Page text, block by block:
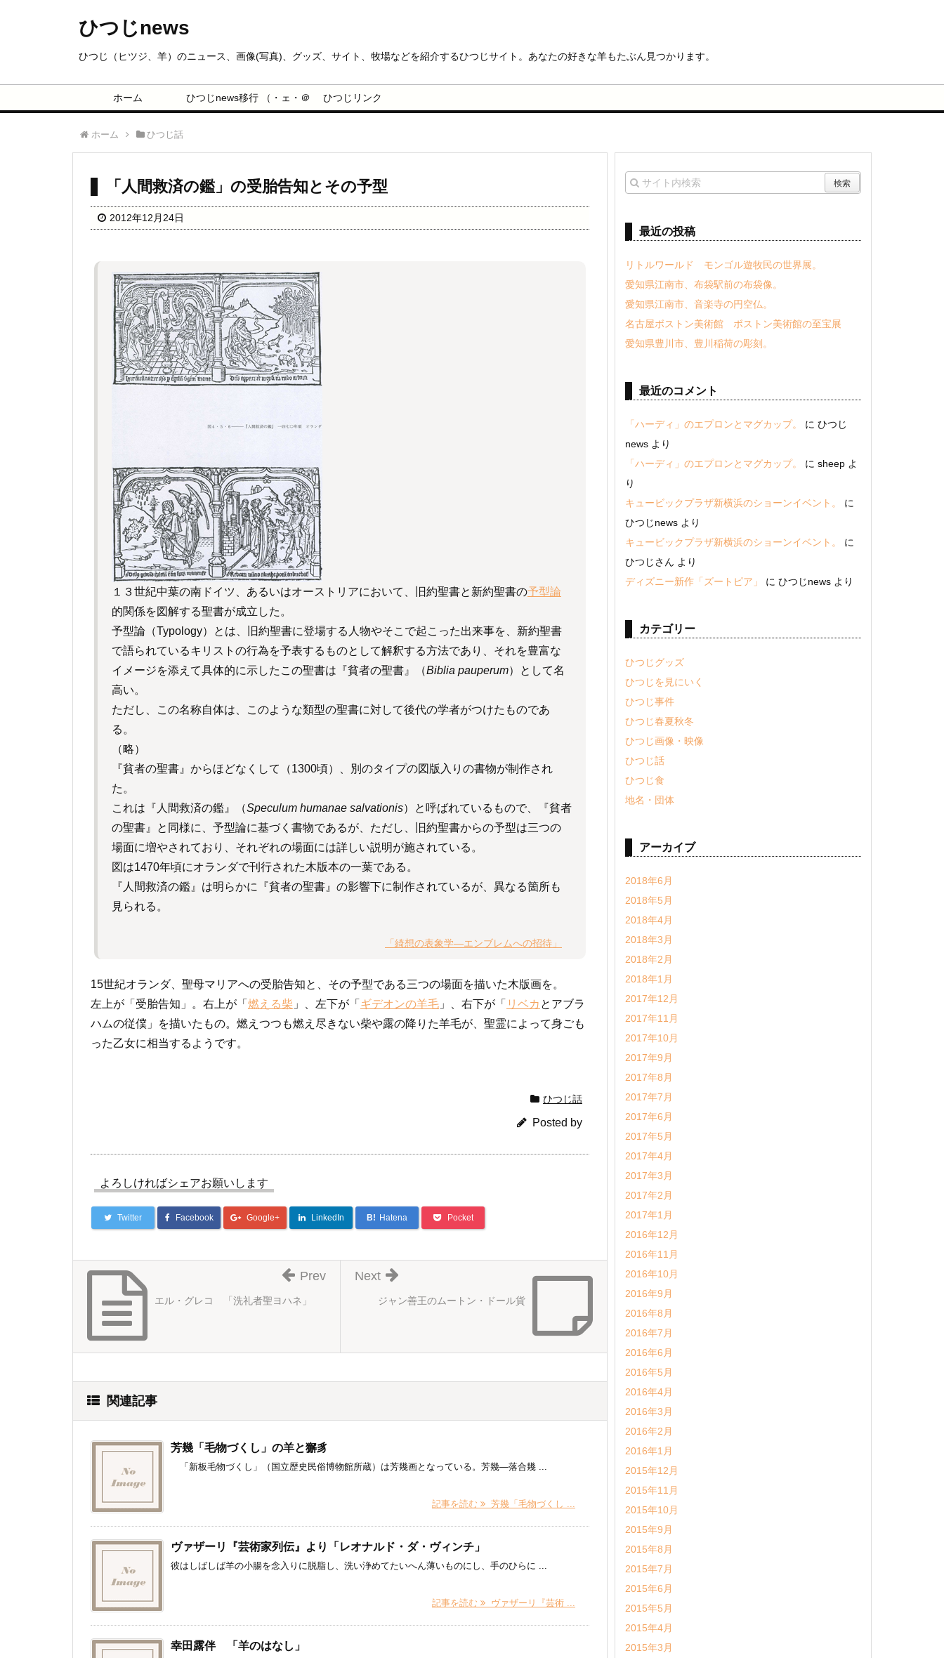
ひつじnews
ひつじ（ヒツジ、羊）のニュース、画像(写真)、グッズ、サイト、牧場などを紹介するひつじサイト。あなたの好きな羊もたぶん見つかります。
ホーム ひつじnews移行 （・ェ・＠ ひつじリンク
ホーム ひつじ話
「人間救済の鑑」の受胎告知とその予型
2012年12月24日
１３世紀中葉の南ドイツ、あるいはオーストリアにおいて、旧約聖書と新約聖書の予型論
的関係を図解する聖書が成立した。
予型論（Typology）とは、旧約聖書に登場する人物やそこで起こった出来事を、新約聖書
で語られているキリストの行為を予表するものとして解釈する方法であり、それを豊富な
イメージを添えて具体的に示したこの聖書は『貧者の聖書』（Biblia pauperum）として名
高い。
ただし、この名称自体は、このような類型の聖書に対して後代の学者がつけたものであ
る。
（略）
『貧者の聖書』からほどなくして（1300頃）、別のタイプの図版入りの書物が制作され
た。
これは『人間救済の鑑』（Speculum humanae salvationis）と呼ばれているもので、『貧者
の聖書』と同様に、予型論に基づく書物であるが、ただし、旧約聖書からの予型は三つの
場面に増やされており、それぞれの場面には詳しい説明が施されている。
図は1470年頃にオランダで刊行された木版本の一葉である。
『人間救済の鑑』は明らかに『貧者の聖書』の影響下に制作されているが、異なる箇所も
見られる。
「綺想の表象学―エンブレムへの招待」
15世紀オランダ、聖母マリアへの受胎告知と、その予型である三つの場面を描いた木版画を。
左上が「受胎告知」。右上が「 燃える柴 」、左下が「 ギデオンの羊毛 」、右下が「 リベカ とアブラ
ハムの従僕」を描いたもの。燃えつつも燃え尽きない柴や露の降りた羊毛が、聖霊によって身ごも
った乙女に相当するようです。
ひつじ話
Posted by
よろしければシェアお願いします
Twitter Facebook Google+ LinkedIn B! Hatena Pocket
ジャン善王のムートン・ドール貨
Next
エル・グレコ 「洗礼者聖ヨハネ」
Prev
関連記事
芳幾「毛物づくし」の羊と獬豸
「新板毛物づくし」（国立歴史民俗博物館所蔵）は芳幾画となっている。芳幾―落合幾 ...
記事を読む 芳幾「毛物づくし ...
ヴァザーリ『芸術家列伝』より「レオナルド・ダ・ヴィンチ」
彼はしばしば羊の小腸を念入りに脱脂し、洗い浄めてたいへん薄いものにし、手のひらに ...
記事を読む ヴァザーリ『芸術 ...
幸田露伴 「羊のはなし」
最近の投稿
リトルワールド モンゴル遊牧民の世界展。
愛知県江南市、布袋駅前の布袋像。
愛知県江南市、音楽寺の円空仏。
名古屋ボストン美術館 ボストン美術館の至宝展
愛知県豊川市、豊川稲荷の彫刻。
最近のコメント
「ハーディ」のエプロンとマグカップ。 に ひつじ
news より
「ハーディ」のエプロンとマグカップ。
に sheep よ
り
キュービックプラザ新横浜のショーンイベント。
に
ひつじnews より
キュービックプラザ新横浜のショーンイベント。
に
ひつじさん より
ディズニー新作「ズートピア」
に ひつじnews より
カテゴリー
ひつじグッズ
ひつじを見にいく
ひつじ事件
ひつじ春夏秋冬
ひつじ画像・映像
ひつじ話
ひつじ食
地名・団体
アーカイブ
2018年6月
2018年5月
2018年4月
2018年3月
2018年2月
2018年1月
2017年12月
2017年11月
2017年10月
2017年9月
2017年8月
2017年7月
2017年6月
2017年5月
2017年4月
2017年3月
2017年2月
2017年1月
2016年12月
2016年11月
2016年10月
2016年9月
2016年8月
2016年7月
2016年6月
2016年5月
2016年4月
2016年3月
2016年2月
2016年1月
2015年12月
2015年11月
2015年10月
2015年9月
2015年8月
2015年7月
2015年6月
2015年5月
2015年4月
2015年3月